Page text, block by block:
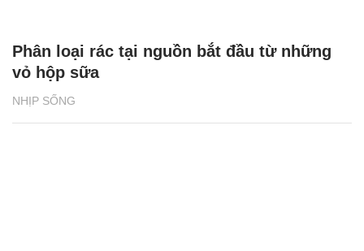
NHỊP SỐNG
Phân loại rác tại nguồn bắt đầu từ những
vỏ hộp sữa